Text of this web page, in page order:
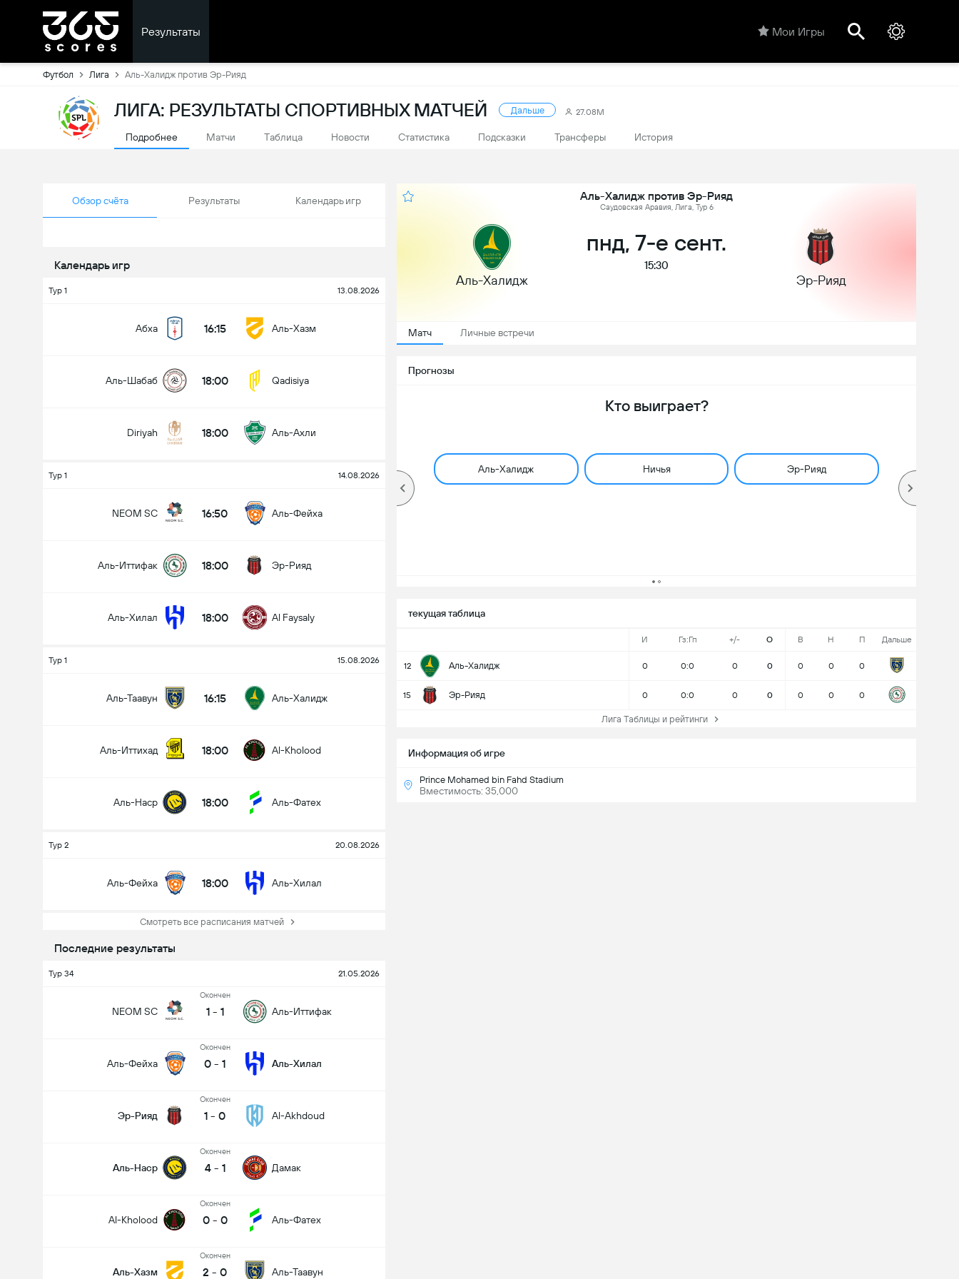
Результаты Мои Игры
Футбол Лига Аль-Халидж против Эр-Рияд
ЛИГА: РЕЗУЛЬТАТЫ СПОРТИВНЫХ МАТЧЕЙ Дальше 27.08M
Подробнее Матчи Tаблица Новости Статистика Подсказки Трансферы История
Обзор счёта Результаты Календарь игр
Календарь игр
Тур 1 13.08.2026
Абха 16:15 Аль-Хазм
Аль-Шабаб 18:00 Qadisiya
Diriyah 18:00 Аль-Ахли
Тур 1 14.08.2026
NEOM SC 16:50 Аль-Фейха
Аль-Иттифак 18:00 Эр-Рияд
Аль-Хилал 18:00 Al Faysaly
Тур 1 15.08.2026
Аль-Таавун 16:15 Аль-Халидж
Аль-Иттихад 18:00 Al-Kholood
Аль-Наср 18:00 Аль-Фатех
Тур 2 20.08.2026
Аль-Фейха 18:00 Аль-Хилал
Смотреть все расписания матчей
Последние результаты
Тур 34 21.05.2026
NEOM SC
Oкончен
1 - 1 Аль-Иттифак
Аль-Фейха
Oкончен
0 - 1 Аль-Хилал
Эр-Рияд
Oкончен
1 - 0 Al-Akhdoud
Аль-Наср
Oкончен
4 - 1 Дамак
Al-Kholood
Oкончен
0 - 0 Аль-Фатех
Аль-Хазм
Oкончен
2 - 0 Аль-Таавун
Аль-Халидж против Эр-Рияд
Саудовская Аравия, Лига, Тур 6
Аль-Халидж
пнд, 7-е сент.
15:30
Эр-Рияд
Матч Личные встречи
Прогнозы
Кто выиграет?
Аль-Халидж Ничья Эр-Рияд
текущая таблица
И Гз:Гп +/- О В Н П Дальше
12 Аль-Халидж 0 0:0 0 0 0 0 0
15 Эр-Рияд 0 0:0 0 0 0 0 0
Лига Таблицы и рейтинги
Информация об игре
Prince Mohamed bin Fahd Stadium
Вместимость: 35,000